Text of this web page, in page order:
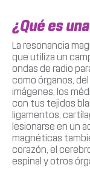
¿Qué es
La resonancia
que utiliza un
ondas de radio
como órganos,
imágenes, los
con tus tejidos
ligamentos,
lesionarse en un
magnéticas
corazón, el
espinal y otros